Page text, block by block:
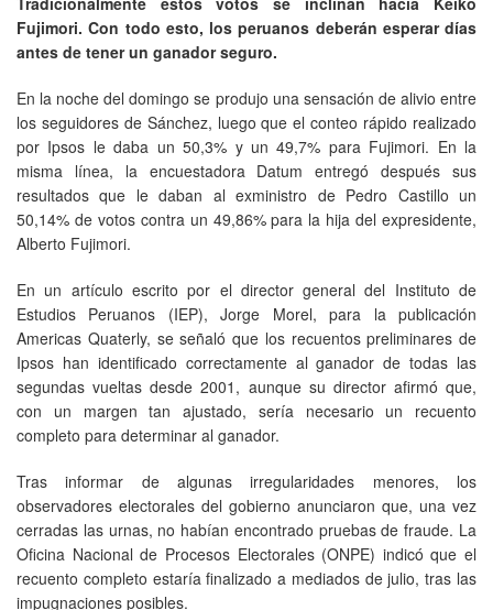
Fujimori. Con todo esto, los peruanos deberán esperar días
antes de tener un ganador seguro.
En la noche del domingo se produjo una sensación de alivio entre
los seguidores de Sánchez, luego que el conteo rápido realizado
por Ipsos le daba un 50,3% y un 49,7% para Fujimori. En la
misma línea, la encuestadora Datum entregó después sus
resultados que le daban al exministro de Pedro Castillo un
50,14% de votos contra un 49,86% para la hija del expresidente,
Alberto Fujimori.
En un artículo escrito por el director general del Instituto de
Estudios Peruanos (IEP), Jorge Morel, para la publicación
Americas Quaterly, se señaló que los recuentos preliminares de
Ipsos han identificado correctamente al ganador de todas las
segundas vueltas desde 2001, aunque su director afirmó que,
con un margen tan ajustado, sería necesario un recuento
completo para determinar al ganador.
Tras informar de algunas irregularidades menores, los
observadores electorales del gobierno anunciaron que, una vez
cerradas las urnas, no habían encontrado pruebas de fraude. La
Oficina Nacional de Procesos Electorales (ONPE) indicó que el
recuento completo estaría finalizado a mediados de julio, tras las
impugnaciones posibles.